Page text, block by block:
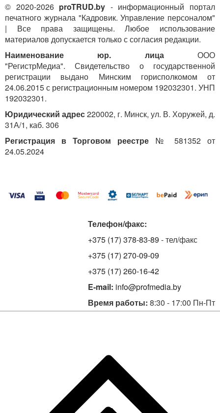
© 2020-2026 proTRUD.by - информационный портал
печатного журнала "Кадровик. Управление персоналом"
| Все права защищены. Любое использование
материалов допускается только с согласия редакции.
Наименование юр. лицаООО
"РегистрМедиа". Свидетельство о государственной
регистрации выдано Минским горисполкомом от
24.06.2015 с регистрационным номером 192032301. УНП
192032301.
Юридический адрес220002, г. Минск, ул. В. Хоружей, д.
31А/1, каб. 306
Регистрация в Торговом реестре № 581352 от
24.05.2024
Телефон/факс:
+375 (17) 378-83-89 - тел/факс
+375 (17) 270-09-09
+375 (17) 260-16-42
E-mail: info@profmedia.by
Время работы: 8:30 - 17:00 Пн-Пт